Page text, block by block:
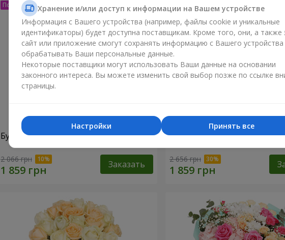
Букет "Маме в подарок"
2 066 грн Заказать
Букет "Сердечные струны"
2 656 грн
Хранение и/или доступ к информации на Вашем устройстве
Информация с Вашего устройства (например, файлы cookie и уникальные
идентификаторы) будет доступна поставщикам. Кроме того, они, а также
сайт или приложение смогут сохранять информацию с Вашего устройства
обрабатывать Ваши персональные данные.
Некоторые поставщики могут использовать Ваши данные на основании
законного интереса. Вы можете изменить свой выбор позже по ссылке
страницы.
Принять все
Настройки